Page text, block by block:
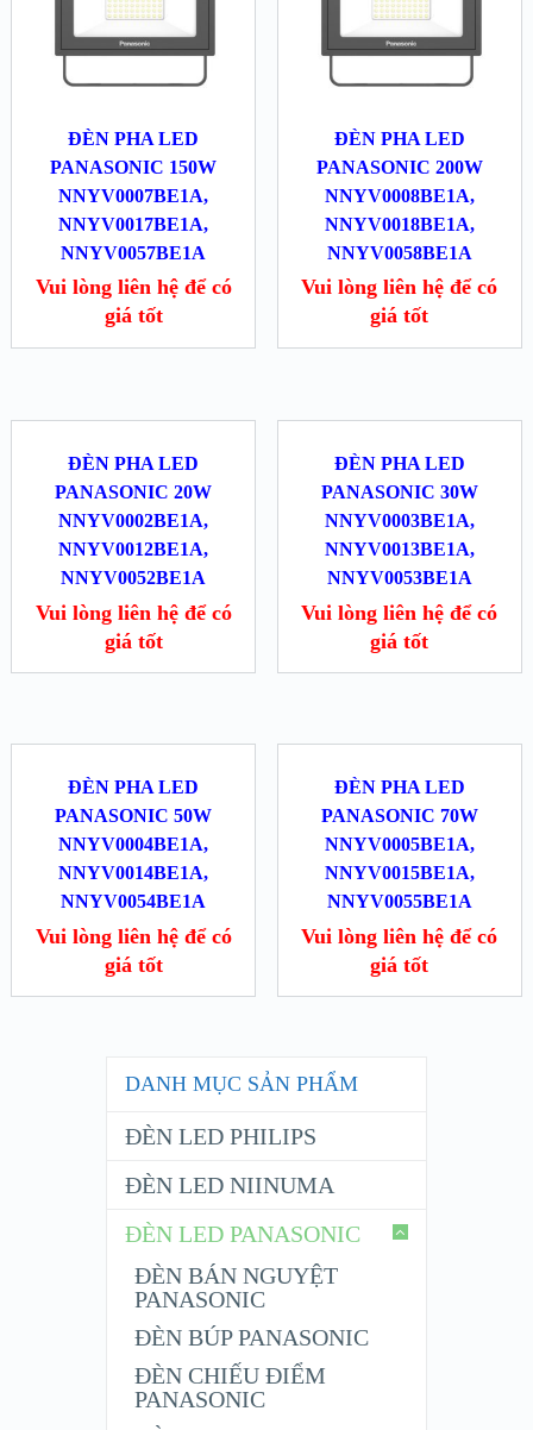
ĐÈN PHA LED
PANASONIC 150W
NNYV0007BE1A,
NNYV0017BE1A,
NNYV0057BE1A
Vui lòng liên hệ để có
giá tốt
ĐÈN PHA LED
PANASONIC 200W
NNYV0008BE1A,
NNYV0018BE1A,
NNYV0058BE1A
Vui lòng liên hệ để có
giá tốt
ĐÈN PHA LED
PANASONIC 20W
NNYV0002BE1A,
NNYV0012BE1A,
NNYV0052BE1A
Vui lòng liên hệ để có
giá tốt
ĐÈN PHA LED
PANASONIC 30W
NNYV0003BE1A,
NNYV0013BE1A,
NNYV0053BE1A
Vui lòng liên hệ để có
giá tốt
ĐÈN PHA LED
PANASONIC 50W
NNYV0004BE1A,
NNYV0014BE1A,
NNYV0054BE1A
Vui lòng liên hệ để có
giá tốt
ĐÈN PHA LED
PANASONIC 70W
NNYV0005BE1A,
NNYV0015BE1A,
NNYV0055BE1A
Vui lòng liên hệ để có
giá tốt
DANH MỤC SẢN PHẨM
ĐÈN LED PHILIPS
ĐÈN LED NIINUMA
ĐÈN LED PANASONIC
ĐÈN BÁN NGUYỆT
PANASONIC
ĐÈN BÚP PANASONIC
ĐÈN CHIẾU ĐIỂM
PANASONIC